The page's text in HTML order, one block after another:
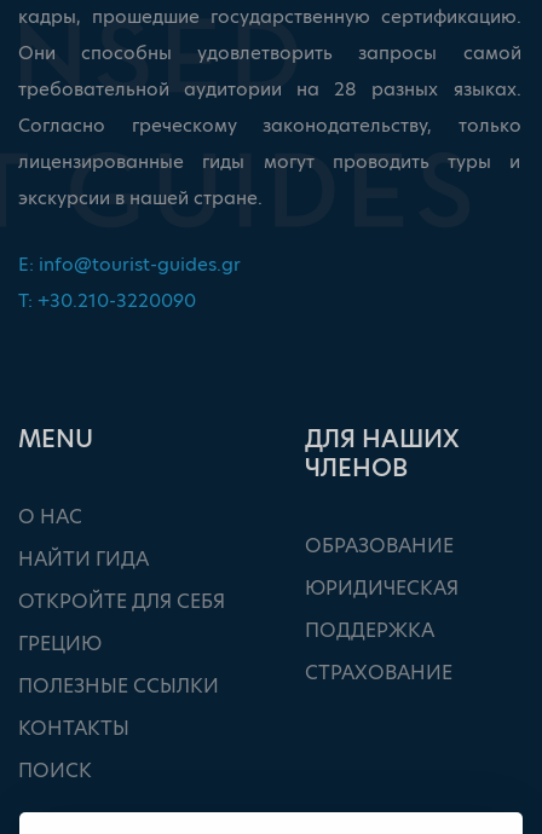
кадры, прошедшие государственную сертификацию.
Они способны удовлетворить запросы самой
требовательной аудитории на 28 разных языках.
Согласно греческому законодательству, только
лицензированные гиды могут проводить туры и
экскурсии в нашей стране.
E: info@tourist-guides.gr
T: +30.210-3220090
ΜΕΝU
О НАС
НАЙТИ ГИДА
ОТКРОЙТЕ ДЛЯ СЕБЯ
ГРЕЦИЮ
ПОЛЕЗНЫЕ ССЫЛКИ
КОНТАКТЫ
ПОИСК
ДЛЯ НАШИХ
ЧЛЕНОВ
ОБРАЗОВАНИЕ
ЮРИДИЧЕСКАЯ
ПОДДЕРЖКА
СТРАХОВАНИЕ